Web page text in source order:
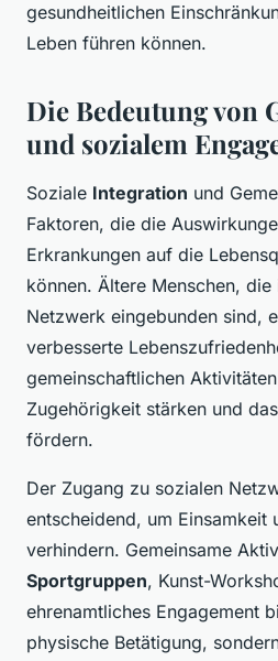
gesundheitlichen
Leben führen können.
Die Bedeutung von
und sozialem
Soziale Integration und
Faktoren, die die
Erkrankungen auf die
können. Ältere Menschen,
Netzwerk eingebunden sind,
verbesserte
gemeinschaftlichen
Zugehörigkeit stärken und
fördern.
Der Zugang zu sozialen
entscheidend, um Einsamkeit
verhindern. Gemeinsame
Sportgruppen, Kunst-
ehrenamtliches Engagement
physische Betätigung,